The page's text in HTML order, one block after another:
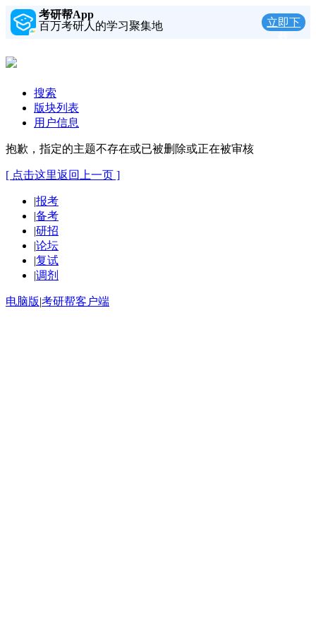
考研帮App
百万考研人的学习聚集地
立即下
搜索
版块列表
用户信息
抱歉，指定的主题不存在或已被删除或正在被审核
[ 点击这里返回上一页 ]
|报考
|备考
|研招
|论坛
|复试
|调剂
电脑版|考研帮客户端